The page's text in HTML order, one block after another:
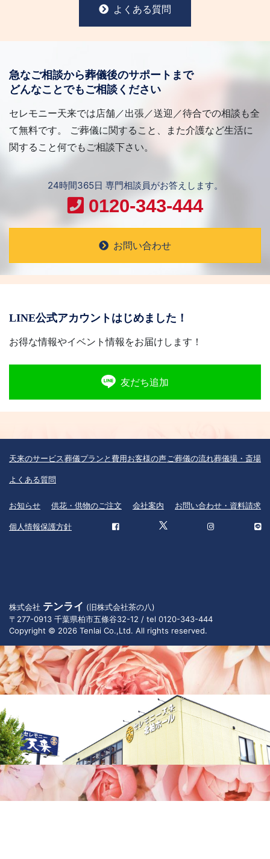
よくある質問
急なご相談から葬儀後のサポートまで
どんなことでもご相談ください
セレモニー天来では店舗／出張／送迎／待合での相談も全
て無料です。 ご葬儀に関すること、また介護など生活に
関すること何でもご相談下さい。
24時間365日 専門相談員がお答えします。
0120-343-444
お問い合わせ
LINE公式アカウントはじめました！
お得な情報やイベント情報をお届けします！
友だち追加
天来のサービス葬儀プランと費用お客様の声ご葬儀の流れ葬儀場・斎場
よくある質問
お知らせ 供花・供物のご注文 会社案内 お問い合わせ・資料請求
個人情報保護方針
株式会社 テンライ (旧株式会社茶の八)
〒277-0913 千葉県柏市五條谷32-12 / tel 0120-343-444
Copyright © 2026 Tenlai Co.,Ltd. All rights reserved.